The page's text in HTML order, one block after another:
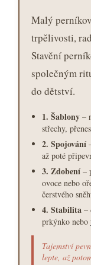
Malý
trpělivosti,
Stavění
společným
do dětství.
1. Šablony –
střechy,
2. Spojování
až poté
3. Zdobení –
ovoce nebo
čerstvého
4. Stabilita –
prkýnko nebo
Tajemství
lepte, až